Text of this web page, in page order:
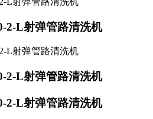
2-L射弹管路清洗机
2-L射弹管路清洗机
2-L射弹管路清洗机